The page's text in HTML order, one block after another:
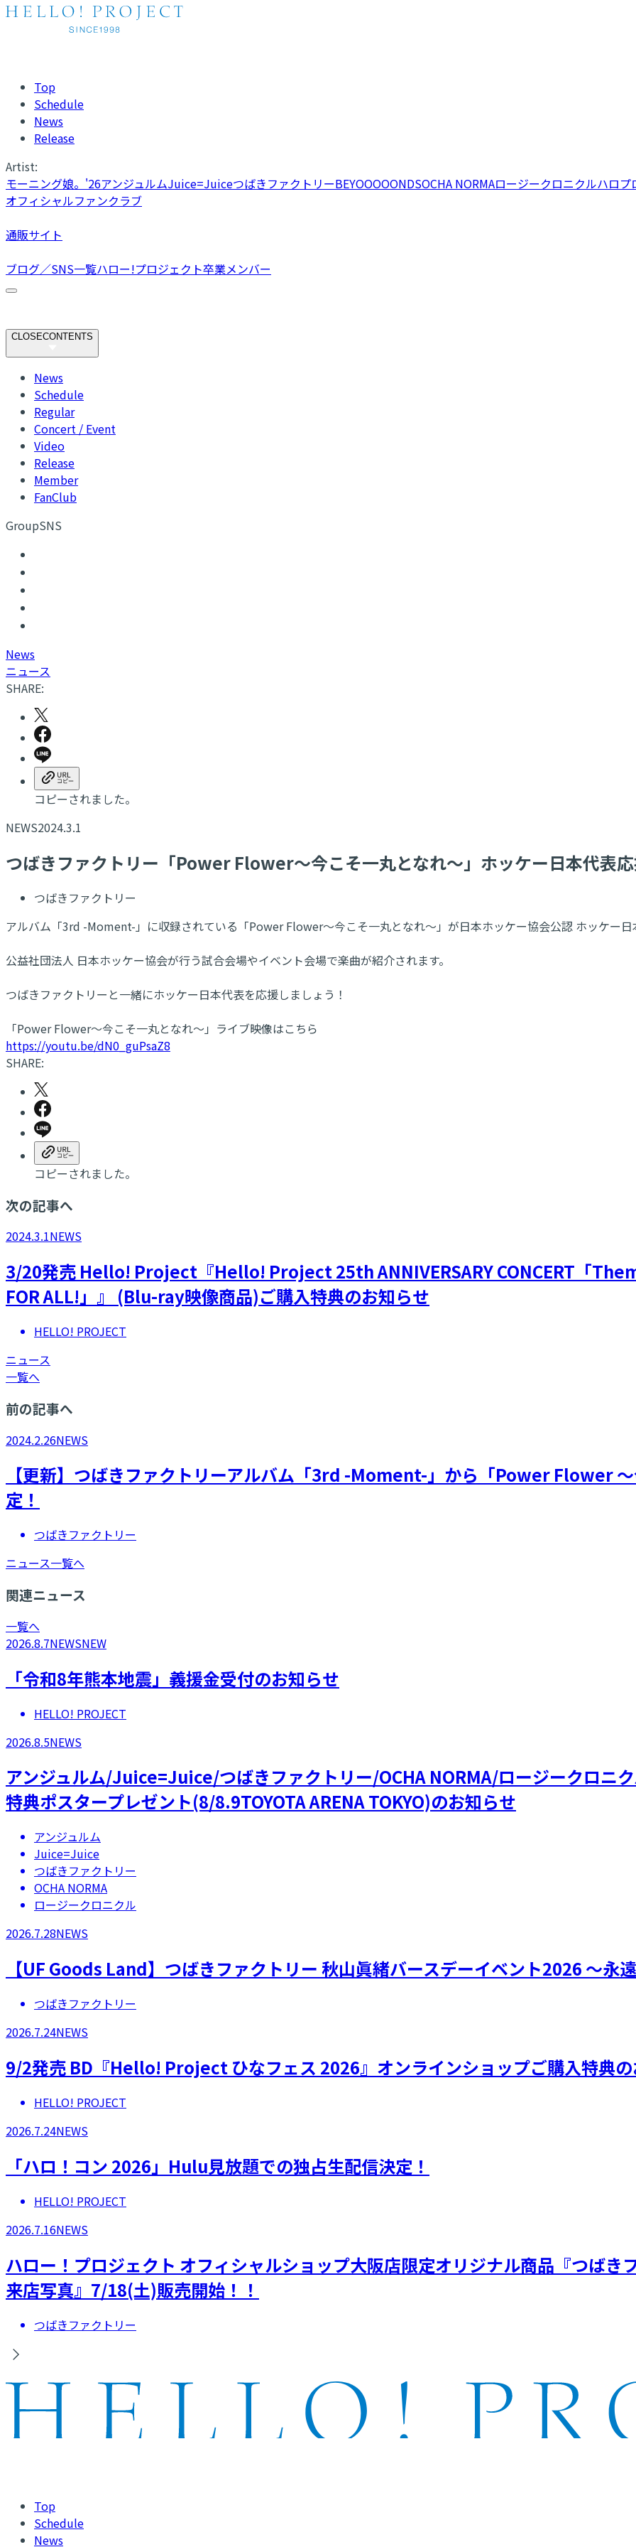
Top
Schedule
News
Release
Artist:
モーニング娘。'26アンジュルムJuice=JuiceつばきファクトリーBEYOOOOONDSOCHA NORMAロージークロニクルハロプ
オフィシャルファンクラブ
通販サイト
ブログ／SNS一覧ハロー!プロジェクト卒業メンバー
CLOSECONTENTS
News
Schedule
Regular
Concert / Event
Video
Release
Member
FanClub
GroupSNS
News
ニュース
SHARE:
コピーされました。
NEWS2024.3.1
つばきファクトリー「Power Flower～今こそ一丸となれ～」ホッケー日本代表応
つばきファクトリー
アルバム「3rd -Moment-」に収録されている「Power Flower～今こそ一丸となれ～」が日本ホッケー協会公認 ホッケー日
公益社団法人 日本ホッケー協会が行う試合会場やイベント会場で楽曲が紹介されます。
つばきファクトリーと一緒にホッケー日本代表を応援しましょう！
「Power Flower～今こそ一丸となれ～」ライブ映像はこちら
https://youtu.be/dN0_guPsaZ8
SHARE:
コピーされました。
次の記事へ
2024.3.1NEWS
3/20発売 Hello! Project『Hello! Project 25th ANNIVERSARY CONCERT「
FOR ALL!」』 (Blu-ray映像商品)ご購入特典のお知らせ
HELLO! PROJECT
ニュース
一覧へ
前の記事へ
2024.2.26NEWS
【更新】つばきファクトリーアルバム「3rd -Moment-」から「Power Flower
定！
つばきファクトリー
ニュース一覧へ
関連ニュース
一覧へ
2026.8.7NEWSNEW
「令和8年熊本地震」義援金受付のお知らせ
HELLO! PROJECT
2026.8.5NEWS
アンジュルム/Juice=Juice/つばきファクトリー/OCHA NORMA/ロージークロニ
特典ポスタープレゼント(8/8.9TOYOTA ARENA TOKYO)のお知らせ
アンジュルム
Juice=Juice
つばきファクトリー
OCHA NORMA
ロージークロニクル
2026.7.28NEWS
【UF Goods Land】つばきファクトリー 秋山眞緒バースデーイベント2026 ～永
つばきファクトリー
2026.7.24NEWS
9/2発売 BD『Hello! Project ひなフェス 2026』オンラインショップご購入特典
HELLO! PROJECT
2026.7.24NEWS
「ハロ！コン 2026」Hulu見放題での独占生配信決定！
HELLO! PROJECT
2026.7.16NEWS
ハロー！プロジェクト オフィシャルショップ大阪店限定オリジナル商品『つばき
来店写真』7/18(土)販売開始！！
つばきファクトリー
Top
Schedule
News